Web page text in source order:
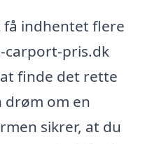
indhentet flere
carport-pris.dk
finde det rette
drøm om en
sikrer, at du